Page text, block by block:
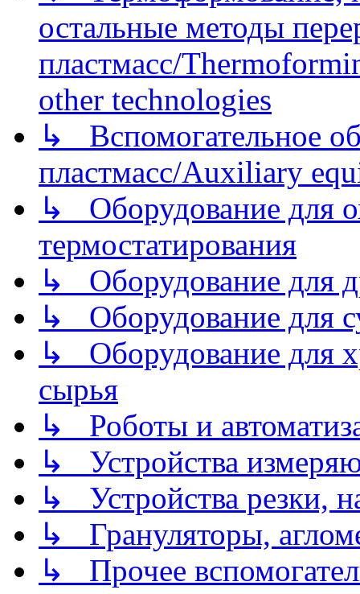
остальные методы
пластмасс/
other technologies
↳ Вспомогательное
пластмасс/Auxiliary
↳ Оборудование для
термостатирования
↳ Оборудование для
↳ Оборудование для
↳ Оборудование для
сырья
↳ Роботы и
↳ Устройства
↳ Устройства резки,
↳ Грануляторы,
↳ Прочее